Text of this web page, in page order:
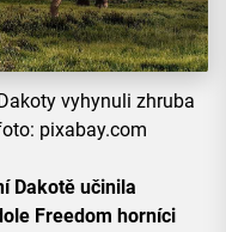
vyhynuli zhruba
pixabay.com
Dakotě učinila
Freedom horníci